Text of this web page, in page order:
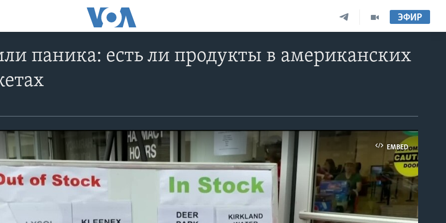
ЭФИР
паника: есть ли продукты в американских
EMBED